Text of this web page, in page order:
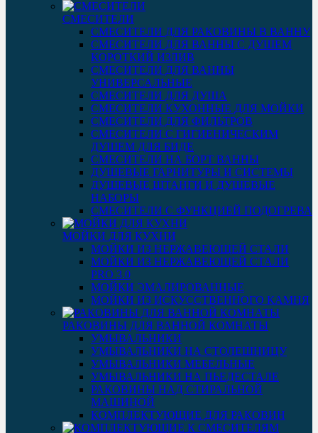
СМЕСИТЕЛИ
СМЕСИТЕЛИ ДЛЯ РАКОВИНЫ В ВАННУ
СМЕСИТЕЛИ ДЛЯ ВАННЫ С ДУШЕМ
КОРОТКИЙ ИЗЛИВ
СМЕСИТЕЛИ ДЛЯ ВАННЫ
УНИВЕРСАЛЬНЫЕ
СМЕСИТЕЛИ ДЛЯ ДУША
СМЕСИТЕЛИ КУХОННЫЕ ДЛЯ МОЙКИ
СМЕСИТЕЛИ ДЛЯ ФИЛЬТРОВ
СМЕСИТЕЛИ С ГИГИЕНИЧЕСКИМ
ДУШЕМ ДЛЯ БИДЕ
СМЕСИТЕЛИ НА БОРТ ВАННЫ
ДУШЕВЫЕ ГАРНИТУРЫ И СИСТЕМЫ
ДУШЕВЫЕ ШТАНГИ И ДУШЕВЫЕ
НАБОРЫ
СМЕСИТЕЛИ С ФУНКЦИЕЙ ПОДОГРЕВА
МОЙКИ ДЛЯ КУХНИ
МОЙКИ ИЗ НЕРЖАВЕЮЩЕЙ СТАЛИ
МОЙКИ ИЗ НЕРЖАВЕЮЩЕЙ СТАЛИ
PRO 3.0
МОЙКИ ЭМАЛИРОВАННЫЕ
МОЙКИ ИЗ ИСКУССТВЕННОГО КАМНЯ
РАКОВИНЫ ДЛЯ ВАННОЙ КОМНАТЫ
УМЫВАЛЬНИКИ
УМЫВАЛЬНИКИ НА СТОЛЕШНИЦУ
УМЫВАЛЬНИКИ МЕБЕЛЬНЫЕ
УМЫВАЛЬНИКИ НА ПЬЕДЕСТАЛЕ
РАКОВИНЫ НАД СТИРАЛЬНОЙ
МАШИНОЙ
КОМПЛЕКТУЮЩИЕ ДЛЯ РАКОВИН